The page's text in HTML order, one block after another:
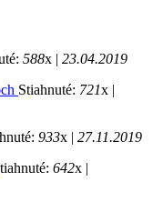
588x | 23.04.2019
Stiahnuté: 721x |
933x | 27.11.2019
642x |